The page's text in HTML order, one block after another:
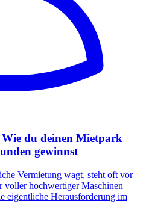
du deinen Mietpark
gewinnst
Vermietung wagt, steht oft vor
voller hochwertiger Maschinen
eigentliche Herausforderung im